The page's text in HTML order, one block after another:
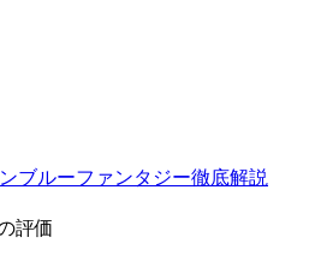
ブルーファンタジー徹底解説
評価